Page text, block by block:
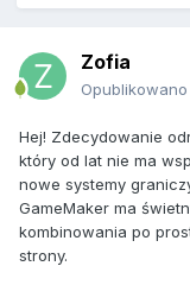
Zofia
Opublikowano
Hej! Zdecydowanie
który od lat nie ma
nowe systemy
GameMaker ma
kombinowania po
strony.